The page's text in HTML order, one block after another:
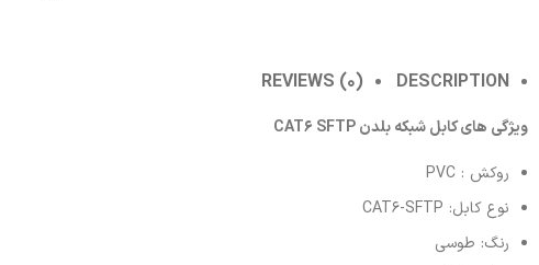
DESCRIPTION
REVIEWS (0)
ویژگی های کابل شبکه بلدن CAT6 SFTP
روکش : PVC
نوع کابل: CAT6-SFTP
رنگ: طوسی